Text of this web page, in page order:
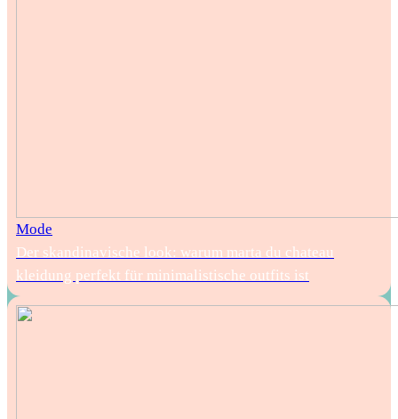
Mode
Der skandinavische look: warum marta du chateau
kleidung perfekt für minimalistische outfits ist